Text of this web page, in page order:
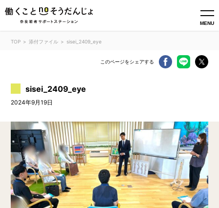
MENU
TOP 添付ファイル sisei_2409_eye
このページをシェアする
sisei_2409_eye
2024年9月19日